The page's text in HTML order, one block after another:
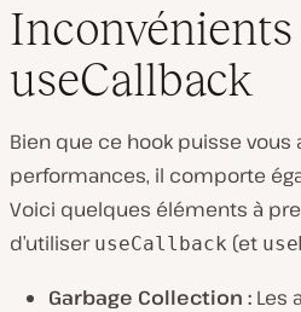
Inconvénients
useCallback
Bien que ce hook puisse vous
performances, il comporte
Voici quelques éléments à
d’utiliser useCallback (et
Garbage Collection : Les